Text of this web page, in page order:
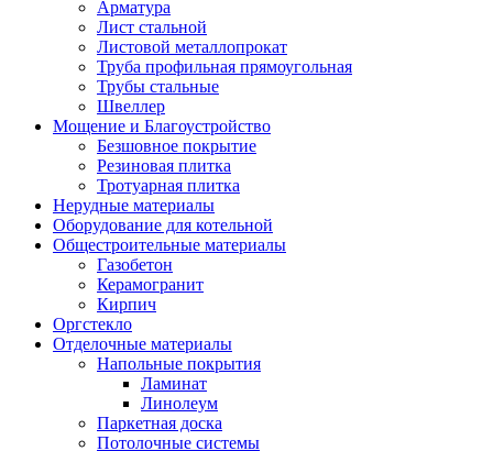
Арматура
Лист стальной
Листовой металлопрокат
Труба профильная прямоугольная
Трубы стальные
Швеллер
Мощение и Благоустройство
Безшовное покрытие
Резиновая плитка
Тротуарная плитка
Нерудные материалы
Оборудование для котельной
Общестроительные материалы
Газобетон
Керамогранит
Кирпич
Оргстекло
Отделочные материалы
Напольные покрытия
Ламинат
Линолеум
Паркетная доска
Потолочные системы